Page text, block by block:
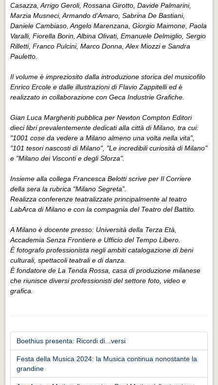
Casazza, Arrigo Geroli, Rossana Girotto, Davide Palmarini,
Marzia Musneci, Armando d’Amaro, Sabrina De Bastiani,
Daniele Cambiaso, Angelo Marenzana, Giorgio Maimone, Paola
Varalli, Fiorella Borin, Albina Olivati, Emanuele Delmiglio, Sergio
Rilletti, Franco Pulcini, Marco Donna, Alex Miozzi e Sandra
Pauletto.
Il volume è impreziosito dalla introduzione storica del musicofilo
Enrico Ercole e dalle illustrazioni di Flavio Zappitelli ed è
realizzato in collaborazione con Geca Industrie Grafiche.
Gian Luca Margheriti pubblica per Newton Compton Editori
dieci libri prevalentemente dedicati alla città di Milano, tra cui:
"1001 cose da vedere a Milano almeno una volta nella vita",
"101 tesori nascosti di Milano", "Le incredibili curiosità di Milano"
e "Milano dei Visconti e degli Sforza".
Insieme alla collega Francesca Belotti scrive per Il Corriere
della sera la rubrica “Milano Segreta”.
Realizza conferenze teatralizzate principalmente al teatro
LabArca di Milano e con la compagnia del Teatro del Battito.
A Milano è docente presso: Università della Terza Età,
Accademia Senza Frontiere e Ufficio del Tempo Libero.
È fotografo professionista negli ambiti catalogazione di beni
culturali, spettacoli teatrali e di danza.
È fondatore de La Tenda Rossa, casa di produzione milanese
che riunisce diversi professionisti del settore foto, video e
grafica.
Boethius presenta: Ricordi di...versi
Festa della Musica 2024: la Musica continua nonostante la
grandine